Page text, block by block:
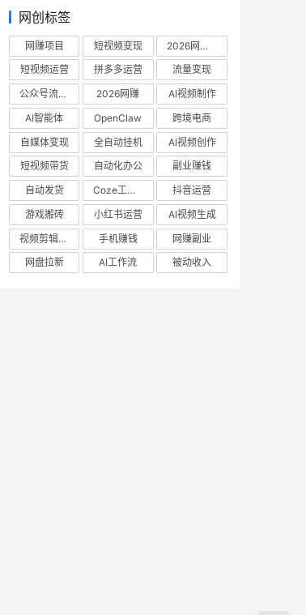
网创标签
网赚项目 短视频变现
2026网赚项目
短视频运营
拼多多运营
流量变现
公众号流量主
2026网赚
AI视频制作
AI智能体
OpenClaw
跨境电商
自媒体变现
全自动挂机
AI视频创作
短视频带货
自动化办公
副业赚钱
自动发货
Coze工作流
抖音运营
游戏搬砖
小红书运营
AI视频生成
视频剪辑教程
手机赚钱
网赚副业
网盘拉新
AI工作流 被动收入